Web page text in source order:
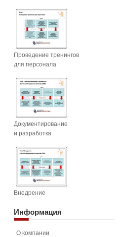
Проведение тренингов
для персонала
Документирование
и разработка
Внедрение
Информация
О компании